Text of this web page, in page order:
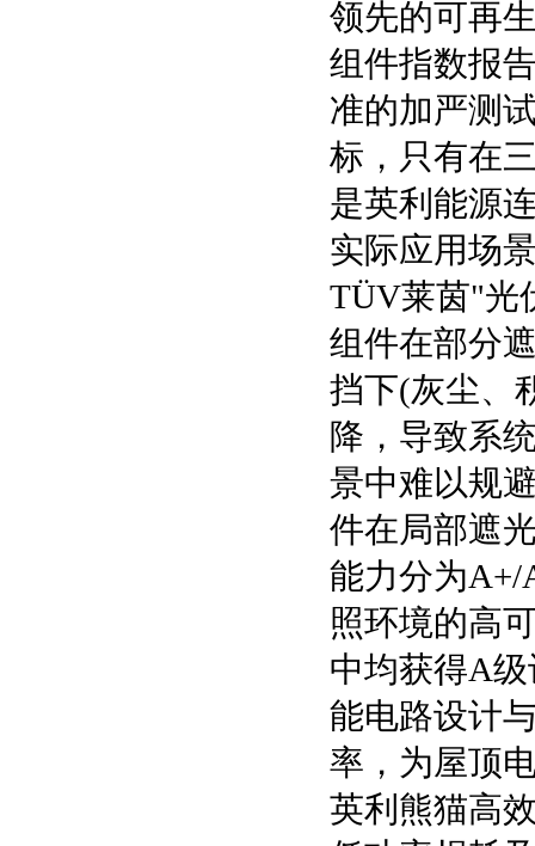
领先的可再
组件指数报
准的加严测
标，只有在
是英利能源
实际应用场
TÜV莱茵"光
组件在部分
挡下(灰尘、
降，导致系
景中难以规
件在局部遮
能力分为A+/
照环境的高
中均获得A
能电路设计
率，为屋顶
英利熊猫高